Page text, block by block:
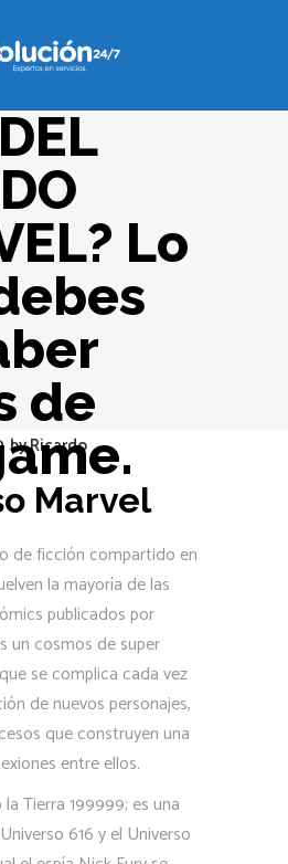
Lo
de
byRicardo
Marvel
de ficción compartido en
la mayoría de las
publicados por
un cosmos de super
se complica cada vez
de nuevos personajes,
que construyen una
entre ellos.
Tierra 199999; es una
616 y el Universo